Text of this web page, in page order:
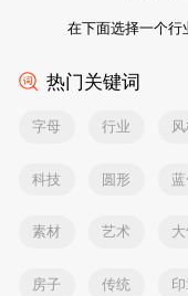
在下面选择一个
热门关键词
字母 行业
科技 圆形
素材 艺术
房子 传统